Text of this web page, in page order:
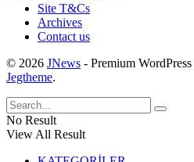
Site T&Cs
Archives
Contact us
© 2026 JNews - Premium
Jegtheme.
No Result
View All Result